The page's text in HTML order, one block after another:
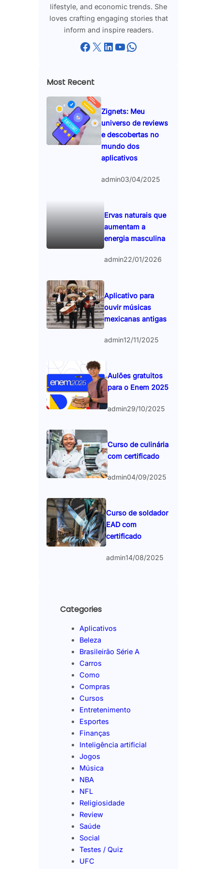
lifestyle, and economic trends. She
loves crafting engaging stories that
inform and inspire readers.
Facebook X LinkedIn YouTube WhatsApp
Most Recent
Zignets: Meu
universo de reviews
e descobertas no
mundo dos
aplicativos
admin03/04/2025
Ervas naturais que
aumentam a
energia masculina
admin22/01/2026
Aplicativo para
ouvir músicas
mexicanas antigas
admin12/11/2025
Aulões gratuitos
para o Enem 2025
admin29/10/2025
Curso de culinária
com certificado
admin04/09/2025
Curso de soldador
EAD com
certificado
admin14/08/2025
Categories
Aplicativos
Beleza
Brasileirão Série A
Carros
Como
Compras
Cursos
Entretenimento
Esportes
Finanças
Inteligência artificial
Jogos
Música
NBA
NFL
Religiosidade
Review
Saúde
Social
Testes / Quiz
UFC